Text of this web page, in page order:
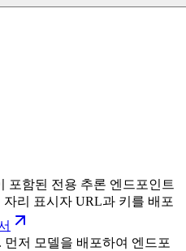
포함된 전용 추론 엔드포인트
리 표시자 URL과 키를 배포
저 모델을 배포하여 엔드포